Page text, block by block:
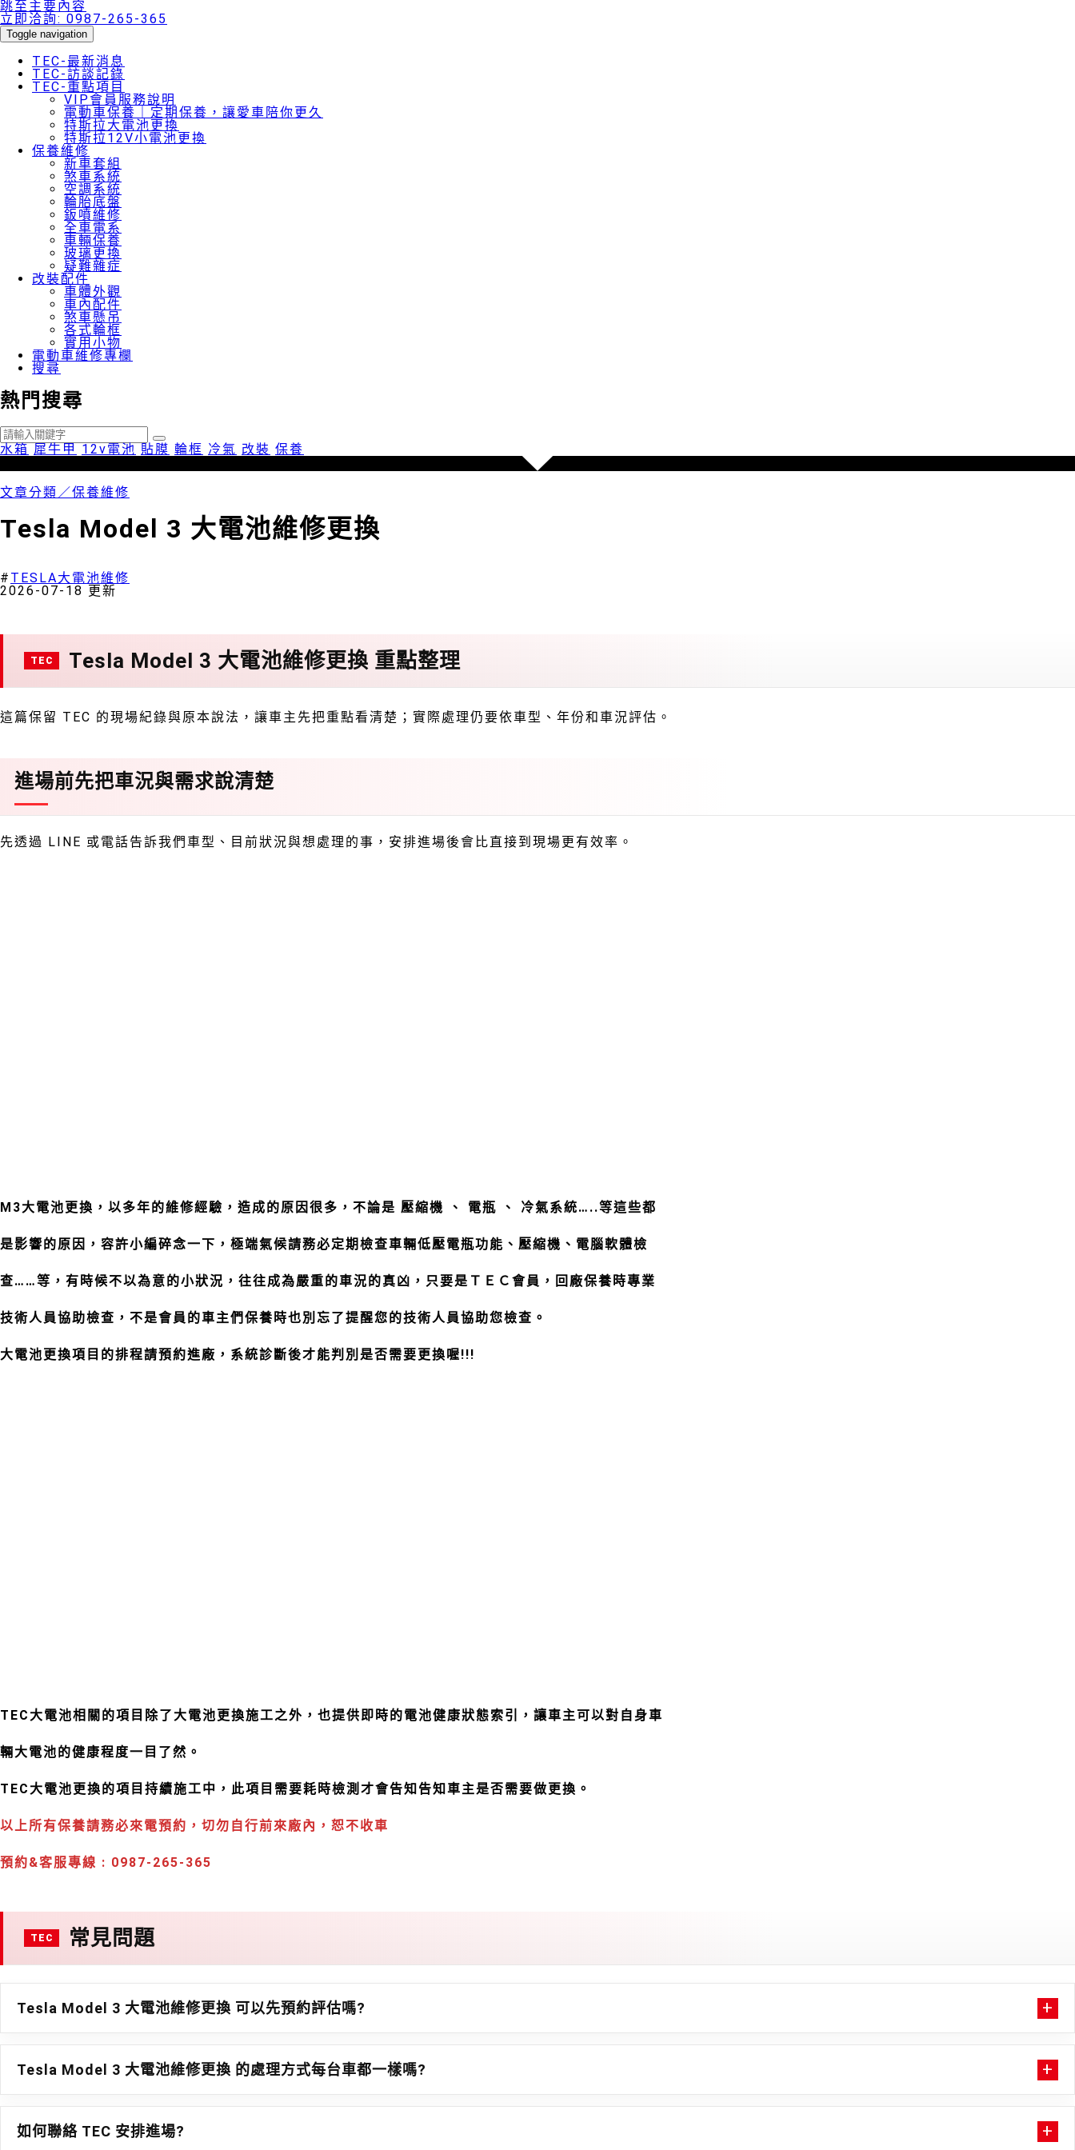
跳至主要內容
立即洽詢: 0987-265-365
Toggle navigation
TEC-最新消息
TEC-訪談記錄
TEC-重點項目
VIP會員服務說明
電動車保養｜定期保養，讓愛車陪你更久
特斯拉大電池更換
特斯拉12V小電池更換
保養維修
新車套組
煞車系統
空調系統
輪胎底盤
鈑噴維修
全車電系
車輛保養
玻璃更換
疑難雜症
改裝配件
車體外觀
車內配件
煞車懸吊
各式輪框
實用小物
電動車維修專欄
搜尋
熱門搜尋
水箱 犀牛甲 12v電池 貼膜 輪框 冷氣 改裝 保養
文章分類／保養維修
Tesla Model 3 大電池維修更換
# TESLA大電池維修
2026-07-18 更新
Tesla Model 3 大電池維修更換 重點整理
這篇保留 TEC 的現場紀錄與原本說法，讓車主先把重點看清楚；實際處理仍要依車型、年份和車況評估。
進場前先把車況與需求說清楚
先透過 LINE 或電話告訴我們車型、目前狀況與想處理的事，安排進場後會比直接到現場更有效率。
M3大電池更換，以多年的維修經驗，造成的原因很多，不論是 壓縮機 、 電瓶 、 冷氣系統…..等這些都
是影響的原因，容許小編碎念一下，極端氣候請務必定期檢查車輛低壓電瓶功能、壓縮機、電腦軟體檢
查……等，有時候不以為意的小狀況，往往成為嚴重的車況的真凶，只要是ＴＥＣ會員，回廠保養時專業
技術人員協助檢查，不是會員的車主們保養時也別忘了提醒您的技術人員協助您檢查。
大電池更換項目的排程請預約進廠，系統診斷後才能判別是否需要更換喔!!!
TEC大電池相關的項目除了大電池更換施工之外，也提供即時的電池健康狀態索引，讓車主可以對自身車
輛大電池的健康程度一目了然。
TEC大電池更換的項目持續施工中，此項目需要耗時檢測才會告知告知車主是否需要做更換。
以上所有保養請務必來電預約，切勿自行前來廠內，恕不收車
預約&客服專線 : 0987-265-365
常見問題
Tesla Model 3 大電池維修更換 可以先預約評估嗎?
Tesla Model 3 大電池維修更換 的處理方式每台車都一樣嗎?
如何聯絡 TEC 安排進場?